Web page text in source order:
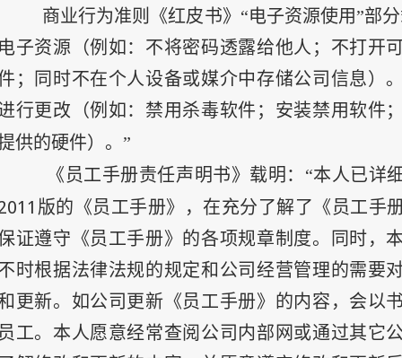
商业行为准则《红皮书》“电子资源使用”部
子资源（例如：不将密码透露给他人；不打开
；同时不在个人设备或媒介中存储公司信息）
行更改（例如：禁用杀毒软件；安装禁用软件
供的硬件）。”
《员工手册责任声明书》载明：“本人已详
版的《员工手册》，在充分了解了《员工手
证遵守《员工手册》的各项规章制度。同时，
时根据法律法规的规定和公司经营管理的需要
更新。如公司更新《员工手册》的内容，会以
工。本人愿意经常查阅公司内部网或通过其它